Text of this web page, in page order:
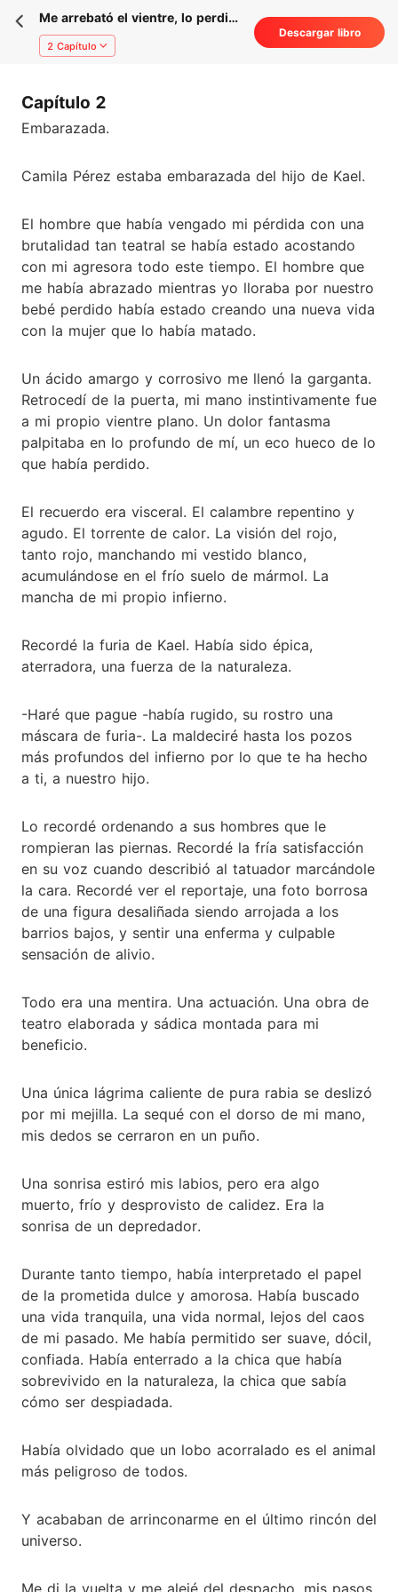
Me arrebató el vientre, lo perdió
todo.
2 Capítulo
Descargar libro
Capítulo 2
Embarazada.
Camila Pérez estaba embarazada del hijo de Kael.
El hombre que había vengado mi pérdida con una
brutalidad tan teatral se había estado acostando
con mi agresora todo este tiempo. El hombre que
me había abrazado mientras yo lloraba por nuestro
bebé perdido había estado creando una nueva vida
con la mujer que lo había matado.
Un ácido amargo y corrosivo me llenó la garganta.
Retrocedí de la puerta, mi mano instintivamente fue
a mi propio vientre plano. Un dolor fantasma
palpitaba en lo profundo de mí, un eco hueco de lo
que había perdido.
El recuerdo era visceral. El calambre repentino y
agudo. El torrente de calor. La visión del rojo,
tanto rojo, manchando mi vestido blanco,
acumulándose en el frío suelo de mármol. La
mancha de mi propio infierno.
Recordé la furia de Kael. Había sido épica,
aterradora, una fuerza de la naturaleza.
-Haré que pague -había rugido, su rostro una
máscara de furia-. La maldeciré hasta los pozos
más profundos del infierno por lo que te ha hecho
a ti, a nuestro hijo.
Lo recordé ordenando a sus hombres que le
rompieran las piernas. Recordé la fría satisfacción
en su voz cuando describió al tatuador marcándole
la cara. Recordé ver el reportaje, una foto borrosa
de una figura desaliñada siendo arrojada a los
barrios bajos, y sentir una enferma y culpable
sensación de alivio.
Todo era una mentira. Una actuación. Una obra de
teatro elaborada y sádica montada para mi
beneficio.
Una única lágrima caliente de pura rabia se deslizó
por mi mejilla. La sequé con el dorso de mi mano,
mis dedos se cerraron en un puño.
Una sonrisa estiró mis labios, pero era algo
muerto, frío y desprovisto de calidez. Era la
sonrisa de un depredador.
Durante tanto tiempo, había interpretado el papel
de la prometida dulce y amorosa. Había buscado
una vida tranquila, una vida normal, lejos del caos
de mi pasado. Me había permitido ser suave, dócil,
confiada. Había enterrado a la chica que había
sobrevivido en la naturaleza, la chica que sabía
cómo ser despiadada.
Había olvidado que un lobo acorralado es el animal
más peligroso de todos.
Y acababan de arrinconarme en el último rincón del
universo.
Me di la vuelta y me alejé del despacho, mis pasos